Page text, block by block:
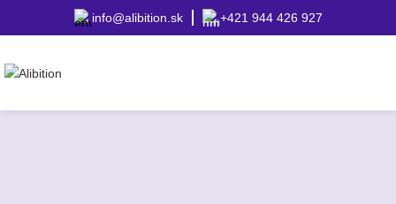
info@alibition.sk +421 944 426 927